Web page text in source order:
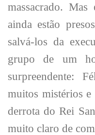
massacrado.
ainda estão
salvá-los da
grupo de um
surpreendente:
muitos mistérios e
derrota do Rei
muito claro de